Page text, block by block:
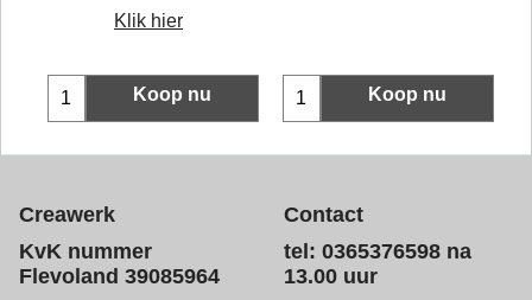
Klik hier
Koop nu Koop nu
Creawerk
KvK nummer
Flevoland 39085964
Contact
tel: 0365376598 na
13.00 uur